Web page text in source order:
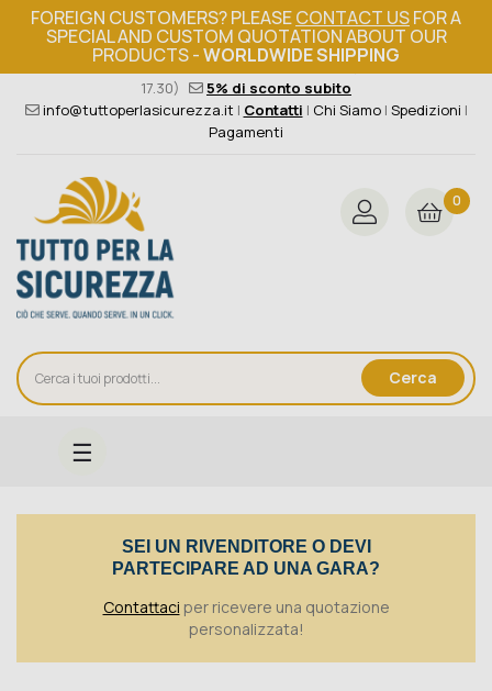
FOREIGN CUSTOMERS? PLEASECONTACT USFOR A
SPECIAL AND CUSTOM QUOTATION ABOUT OUR
PRODUCTS -WORLDWIDE SHIPPING
Ordine minimo 149€+iva 376 004 4000(Lun - Ven / 8.30 -
17.30)
5% di sconto subito
info@tuttoperlasicurezza.it | Contatti | Chi Siamo| Spedizioni |
Pagamenti
Cerca
0
navigazione
☰
SEI UN RIVENDITORE O DEVI
PARTECIPARE AD UNA GARA?
Contattaci per ricevere una quotazione
personalizzata!